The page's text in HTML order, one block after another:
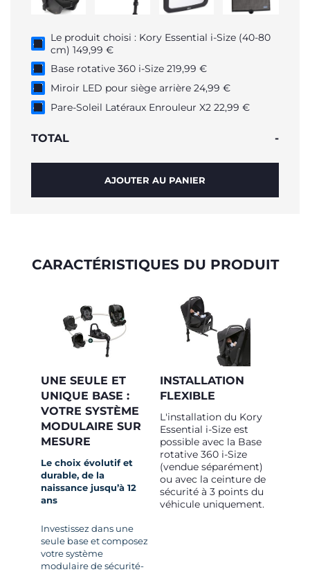
Le produit choisi : Kory Essential i-Size (40-80
cm) 149,99 €
Base rotative 360 i-Size 219,99 €
Miroir LED pour siège arrière 24,99 €
Pare-Soleil Latéraux Enrouleur X2 22,99 €
TOTAL -
AJOUTER AU PANIER
CARACTÉRISTIQUES DU PRODUIT
UNE SEULE ET
UNIQUE BASE :
VOTRE SYSTÈME
MODULAIRE SUR
MESURE
Le choix évolutif et
durable, de la
naissance jusqu’à 12
ans
Investissez dans une
seule base et composez
votre système
modulaire de sécurité-
INSTALLATION
FLEXIBLE
L'installation du Kory
Essential i-Size est
possible avec la Base
rotative 360 i-Size
(vendue séparément)
ou avec la ceinture de
sécurité à 3 points du
véhicule uniquement.